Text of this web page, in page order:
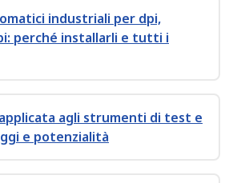
industriali per dpi,
perché installarli e tutti i
agli strumenti di test e
e potenzialità